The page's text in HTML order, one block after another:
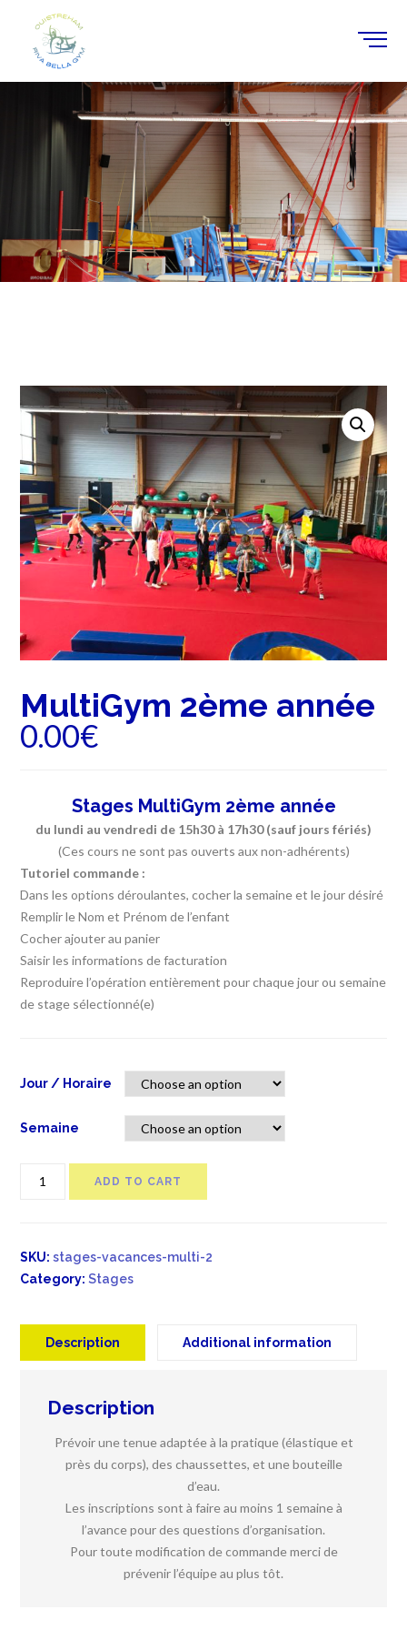
Boutique
Home/Stages/ MultiGym 2ème année
MultiGym 2ème année
0.00€
Stages MultiGym 2ème année
du lundi au vendredi de 15h30 à 17h30 (sauf jours fériés)
(Ces cours ne sont pas ouverts aux non-adhérents)
Tutoriel commande :
Dans les options déroulantes, cocher la semaine et le jour désiré
Remplir le Nom et Prénom de l’enfant
Cocher ajouter au panier
Saisir les informations de facturation
Reproduire l’opération entièrement pour chaque jour ou semaine
de stage sélectionné(e)
Jour / Horaire
Semaine
ADD TO CART
SKU:stages-vacances-multi-2
Category:Stages
Description Additional information
Description
Prévoir une tenue adaptée à la pratique (élastique et
près du corps), des chaussettes, et une bouteille
d’eau.
Les inscriptions sont à faire au moins 1 semaine à
l’avance pour des questions d’organisation.
Pour toute modification de commande merci de
prévenir l’équipe au plus tôt.